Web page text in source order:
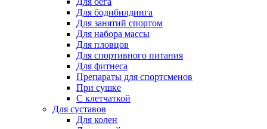
Для бодибилдинга
Для занятий спортом
Для набора массы
Для пловцов
Для спортивного питания
Для фитнеса
Препараты для спортсменов
При сушке
С клетчаткой
Для суставов
Для колен